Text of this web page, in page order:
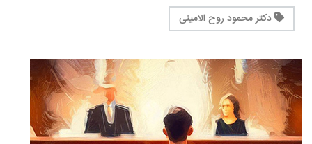
دکتر محمود روح الامینی